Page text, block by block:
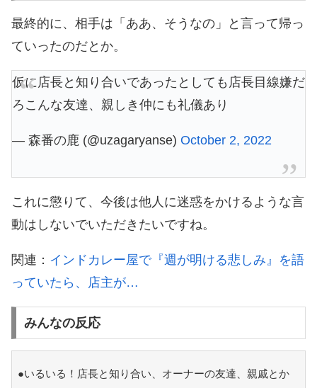
最終的に、相手は「ああ、そうなの」と言って帰っ
ていったのだとか。
仮に店長と知り合いであったとしても店長目線嫌だ
ろこんな友達、親しき仲にも礼儀あり
— 森番の鹿 (@uzagaryanse) October 2, 2022
これに懲りて、今後は他人に迷惑をかけるような言
動はしないでいただきたいですね。
関連： インドカレー屋で『週が明ける悲しみ』を語
っていたら、店主が…
みんなの反応
●いるいる！店長と知り合い、オーナーの友達、親戚とか